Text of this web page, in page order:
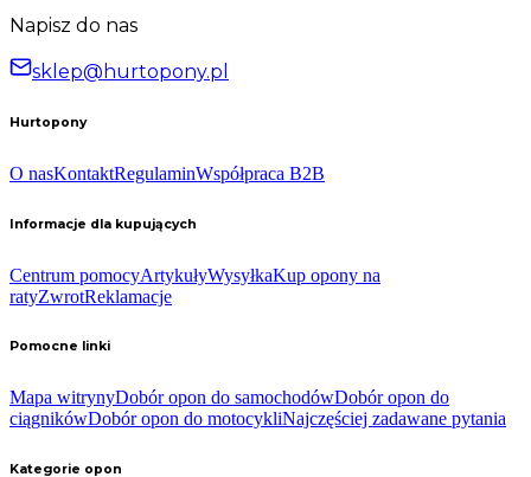
Napisz do nas
sklep@hurtopony.pl
Hurtopony
O nasKontaktRegulaminWspółpraca B2B
Informacje dla kupujących
Centrum pomocyArtykułyWysyłkaKup opony na
ratyZwrotReklamacje
Pomocne linki
Mapa witrynyDobór opon do samochodówDobór opon do
ciągnikówDobór opon do motocykliNajczęściej zadawane pytania
Kategorie opon